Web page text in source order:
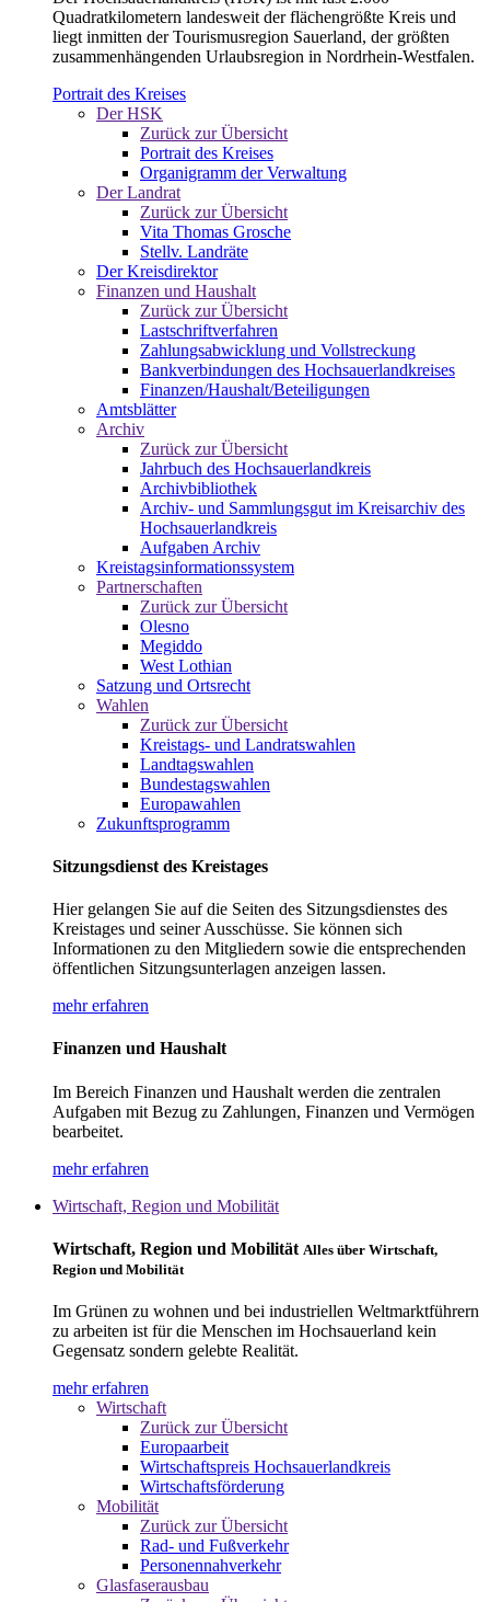
Quadratkilometern landesweit der flächengrößte Kreis und
liegt inmitten der Tourismusregion Sauerland, der größten
zusammenhängenden Urlaubsregion in Nordrhein-Westfalen.
Portrait des Kreises
Der HSK
Zurück zur Übersicht
Portrait des Kreises
Organigramm der Verwaltung
Der Landrat
Zurück zur Übersicht
Vita Thomas Grosche
Stellv. Landräte
Der Kreisdirektor
Finanzen und Haushalt
Zurück zur Übersicht
Lastschriftverfahren
Zahlungsabwicklung und Vollstreckung
Bankverbindungen des Hochsauerlandkreises
Finanzen/Haushalt/Beteiligungen
Amtsblätter
Archiv
Zurück zur Übersicht
Jahrbuch des Hochsauerlandkreis
Archivbibliothek
Archiv- und Sammlungsgut im Kreisarchiv des
Hochsauerlandkreis
Aufgaben Archiv
Kreistagsinformationssystem
Partnerschaften
Zurück zur Übersicht
Olesno
Megiddo
West Lothian
Satzung und Ortsrecht
Wahlen
Zurück zur Übersicht
Kreistags- und Landratswahlen
Landtagswahlen
Bundestagswahlen
Europawahlen
Zukunftsprogramm
Sitzungsdienst des Kreistages
Hier gelangen Sie auf die Seiten des Sitzungsdienstes des
Kreistages und seiner Ausschüsse. Sie können sich
Informationen zu den Mitgliedern sowie die entsprechenden
öffentlichen Sitzungsunterlagen anzeigen lassen.
mehr erfahren
Finanzen und Haushalt
Im Bereich Finanzen und Haushalt werden die zentralen
Aufgaben mit Bezug zu Zahlungen, Finanzen und Vermögen
bearbeitet.
mehr erfahren
Wirtschaft, Region und Mobilität
Wirtschaft, Region und Mobilität Alles über Wirtschaft,
Region und Mobilität
Im Grünen zu wohnen und bei industriellen Weltmarktführern
zu arbeiten ist für die Menschen im Hochsauerland kein
Gegensatz sondern gelebte Realität.
mehr erfahren
Wirtschaft
Zurück zur Übersicht
Europaarbeit
Wirtschaftspreis Hochsauerlandkreis
Wirtschaftsförderung
Mobilität
Zurück zur Übersicht
Rad- und Fußverkehr
Personennahverkehr
Glasfaserausbau